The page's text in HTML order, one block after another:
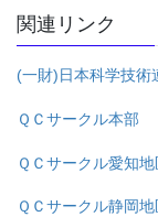
関連リンク
(一財)日本科学技術
ＱＣサークル本部
ＱＣサークル愛知地
ＱＣサークル静岡地